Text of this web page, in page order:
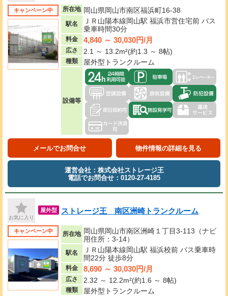
キャンペーン中 所在地 岡山県岡山市南区福浜町16-38
駅名
ＪＲ山陽本線岡山駅 福浜市営住宅前 バス
乗車時間30分
料金 4,840 ～ 30,030円/月
広さ 2.1 ～ 13.2m²(約1.3 ～ 8帖)
種類 屋外型トランクルーム
設備等
メールでお問合せ 物件情報の詳細を見る
運営会社：株式会社ストレージ王
電話でお問合せ：0120-27-4185
お気に入り
屋外型 ストレージ王 南区洲崎トランクルーム
キャンペーン中 所在地 岡山県岡山市南区洲崎１丁目3-113（ナビ
用住所：3-14）
駅名
ＪＲ山陽本線岡山駅 福浜校前 バス乗車時
間22分 徒歩8分
料金 8,690 ～ 30,030円/月
広さ 2.32 ～ 12.2m²(約1.6 ～ 8帖)
種類 屋外型トランクルーム